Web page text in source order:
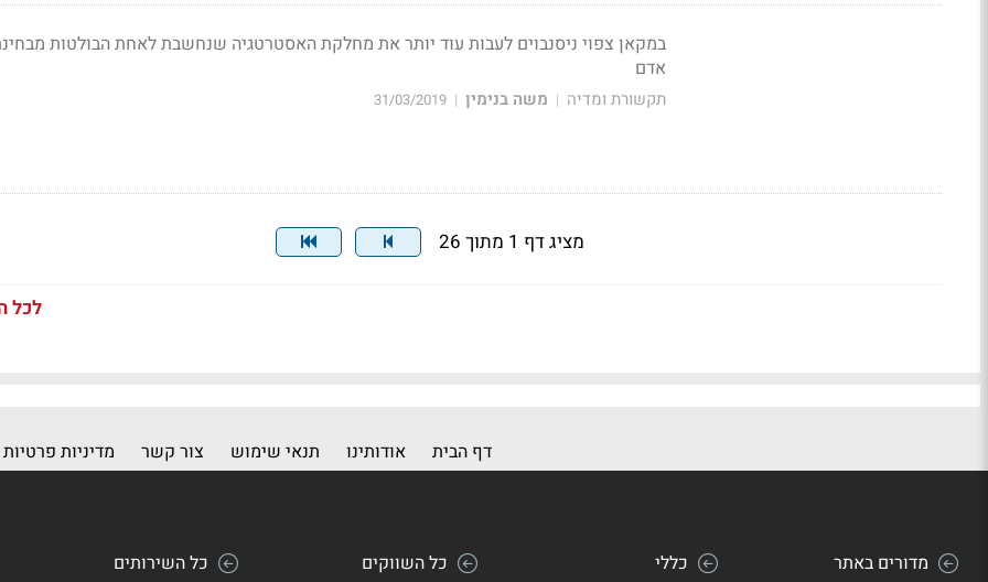
במקאן צפוי ניסנבוים לעבות עוד יותר את מחלקת האסטרטגיה שנחשבת לאחת הבולטות
אדם
תקשורת ומדיה | משה בנימין |
31/03/2019
מציג דף 1 מתוך 26
לכל
דף הבית אודותינו תנאי שימוש צור קשר מדיניות פרטיות
מדורים באתר כללי כל השווקים כל השירותים